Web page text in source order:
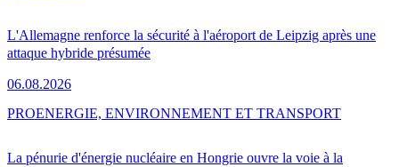
L'Allemagne renforce la sécurité à l'aéroport de Leipzig après une
attaque hybride présumée
06.08.2026
La pénurie d'énergie nucléaire en Hongrie ouvre la voie à la
PROENERGIE, ENVIRONNEMENT ET TRANSPORT